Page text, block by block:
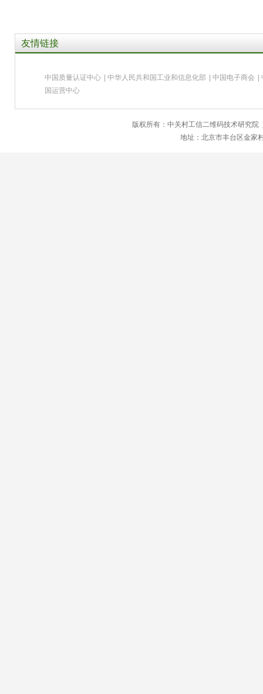
友情链接
中国质量认证中心 中华人民共和国工业和信息化部 中国电子商会
国运营中心
版权所有：中关村工信二维码技术研究院
地址：北京市丰台区金家